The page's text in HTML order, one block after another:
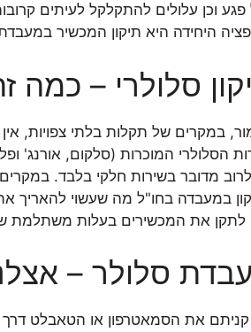
פגע וכן עלולים להתקלקל לעיתים
היחידה היא תיקון המכשיר
סלולרי – כמה
במקרים של תקלות בלתי צפויות,
הסלולרי המוכרות (סלקום, אורנג'
מדובר בשירות חלקי בלבד.
במעבדה בחו"ל מה שעשוי להאריך
לתקן את המכשירים בעלות
סלולר –
את הסמאטרפון או הטאבלט דרך